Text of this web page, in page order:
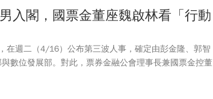
入閣，國票金董座魏啟林看「行動
在週二（4/16）公布第三波人事，確定由彭金隆、郭智
數位發展部。對此，票券金融公會理事長兼國票金控董
及內閣所提出的「行動創新內閣」財經內閣名單，「令